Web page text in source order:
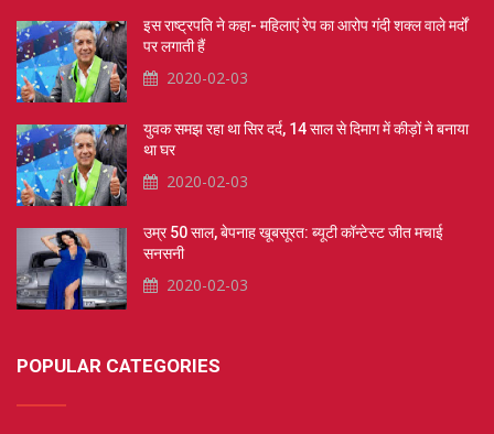
इस राष्ट्रपति ने कहा- महिलाएं रेप का आरोप गंदी शक्ल वाले मर्दों
पर लगाती हैं
2020-02-03
युवक समझ रहा था सिर दर्द, 14 साल से दिमाग में कीड़ों ने बनाया
था घर
2020-02-03
उम्र 50 साल, बेपनाह खूबसूरत: ब्यूटी कॉन्टेस्ट जीत मचाई
सनसनी
2020-02-03
POPULAR CATEGORIES